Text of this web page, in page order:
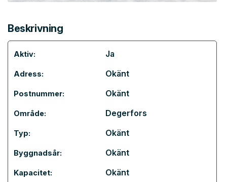
Beskrivning
Aktiv: Ja
Adress: Okänt
Postnummer: Okänt
Område: Degerfors
Typ: Okänt
Byggnadsår: Okänt
Kapacitet: Okänt